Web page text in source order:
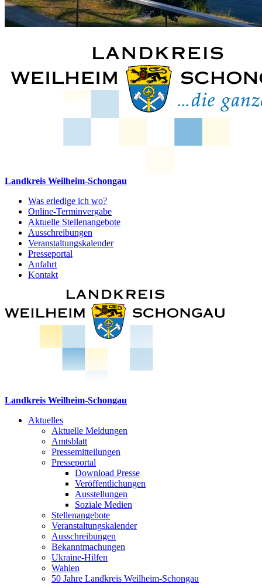
Landkreis Weilheim-Schongau
Was erledige ich wo?
Online-Terminvergabe
Aktuelle Stellenangebote
Ausschreibungen
Veranstaltungskalender
Presseportal
Anfahrt
Kontakt
Landkreis Weilheim-Schongau
Aktuelles
Aktuelle Meldungen
Amtsblatt
Pressemitteilungen
Presseportal
Download Presse
Veröffentlichungen
Ausstellungen
Soziale Medien
Stellenangebote
Veranstaltungskalender
Ausschreibungen
Bekanntmachungen
Ukraine-Hilfen
Wahlen
50 Jahre Landkreis Weilheim-Schongau